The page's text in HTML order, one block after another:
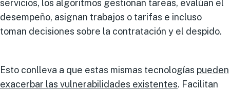
servicios, los algoritmos gestionan tareas, evalúan el
desempeño, asignan trabajos o tarifas e incluso
toman decisiones sobre la contratación y el despido.
Esto conlleva a que estas mismas tecnologías pueden
exacerbar las vulnerabilidades existentes. Facilitan